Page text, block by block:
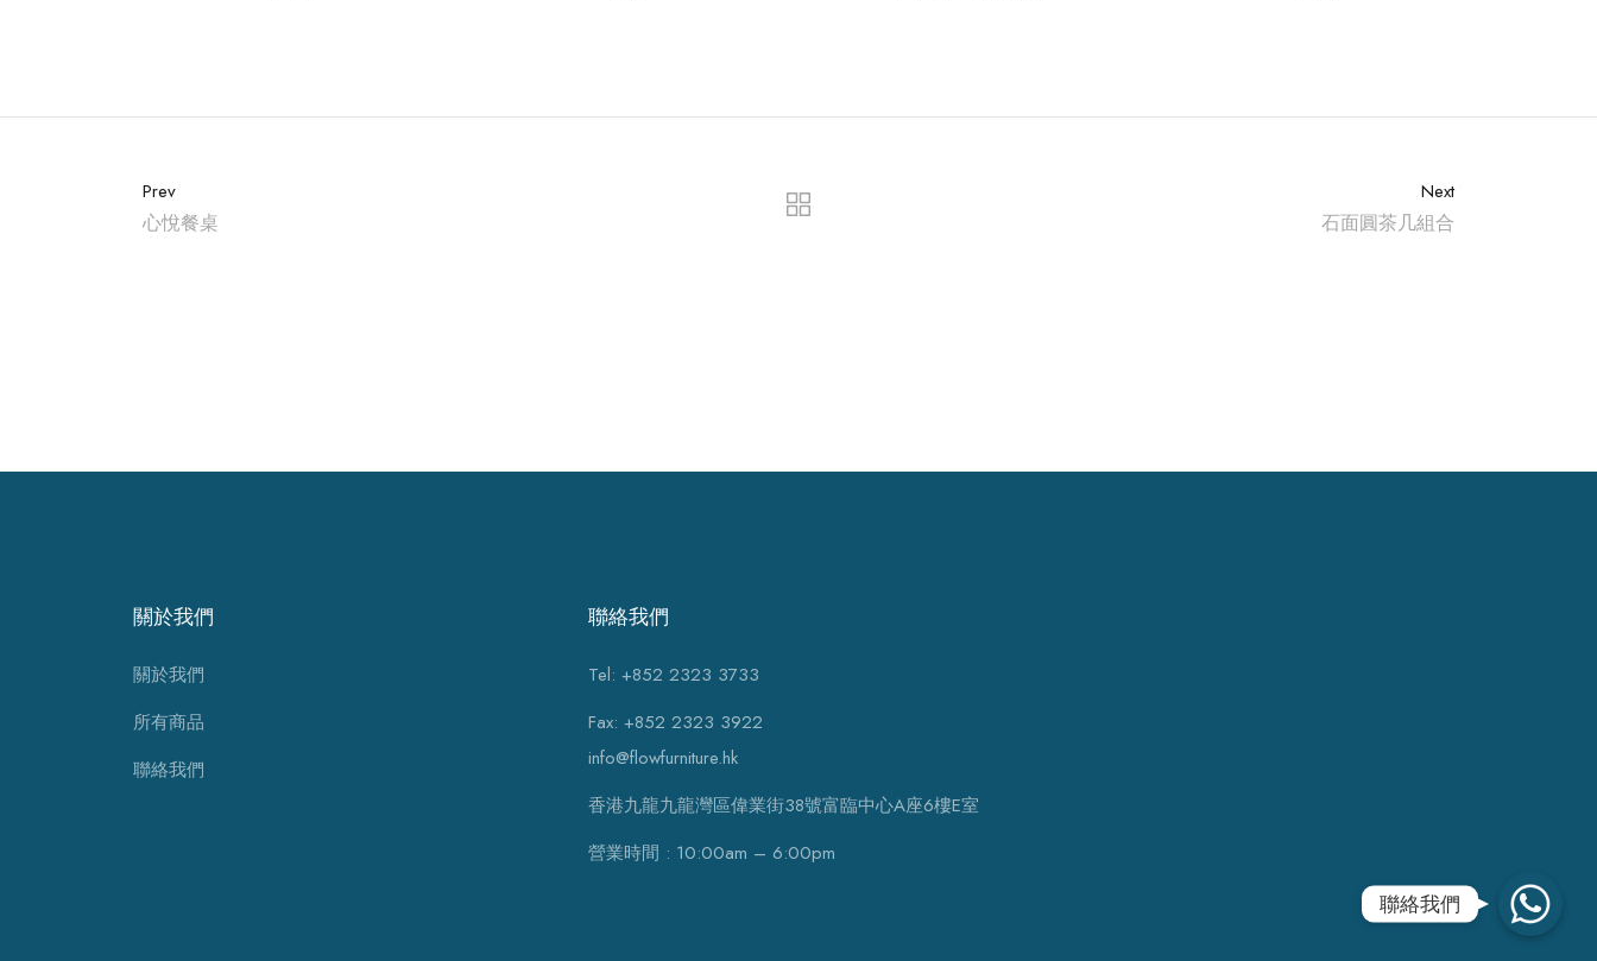
Prev
心悅餐桌
Next
石面圓茶几組合
關於我們
關於我們
所有商品
聯絡我們
聯絡我們
Tel: +852 2323 3733
Fax: +852 2323 3922
info@flowfurniture.hk
香港九龍九龍灣區偉業街38號富臨中心A座6樓E室
營業時間 : 10:00am – 6:00pm
聯絡我們